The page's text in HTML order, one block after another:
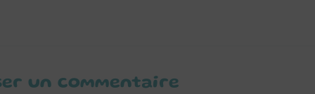
un commentaire